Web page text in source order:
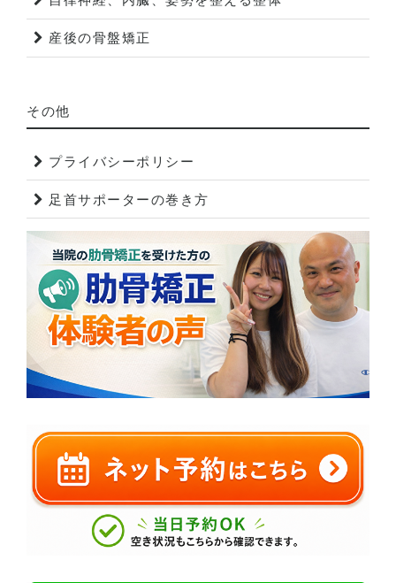
産後の骨盤矯正
その他
プライバシーポリシー
足首サポーターの巻き方